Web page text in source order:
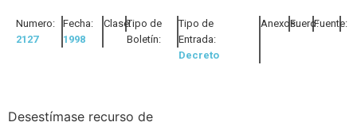
Numero:
2127
Fecha:
1998
Clase:Tipo de
Boletín:
Tipo de
Entrada:
Decreto
Anexos:Fuero:Fuente:
Desestímase recurso de